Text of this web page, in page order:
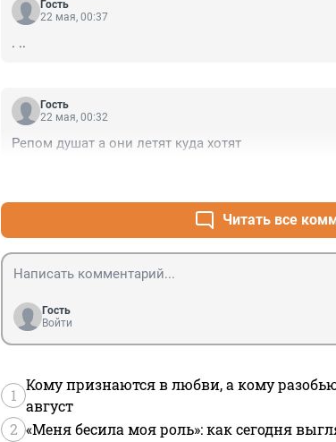
Гость
22 мая, 00:37
. ..
Гость
22 мая, 00:32
Репом душат а они летят куда хотят
Читать все
Гость
Войти
1
Кому признаются в любви, а кому
август
2 «Меня бесила моя роль»: как сегодня